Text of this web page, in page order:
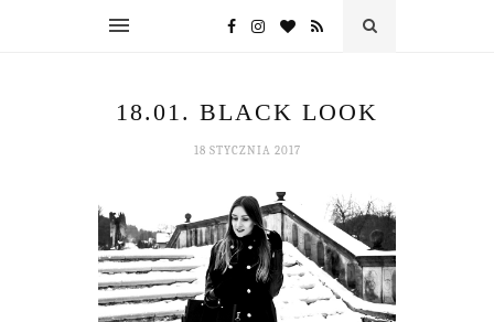
18.01. BLACK LOOK
18 STYCZNIA 2017